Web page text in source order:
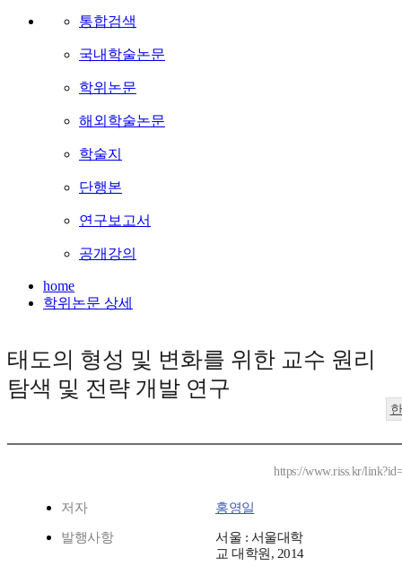
통합검색
국내학술논문
학위논문
해외학술논문
학술지
단행본
연구보고서
공개강의
home
학위논문 상세
태도의 형성 및 변화를 위한 교수 원리
탐색 및 전략 개발 연구
https://www.riss.kr/
저자 홍영일
발행사항
서울 : 서울대학
교 대학원, 2014